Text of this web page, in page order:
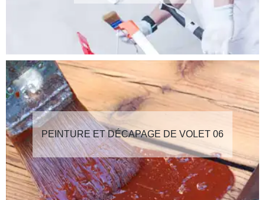
PEINTURE ET DÉCAPAGE DE VOLET 06